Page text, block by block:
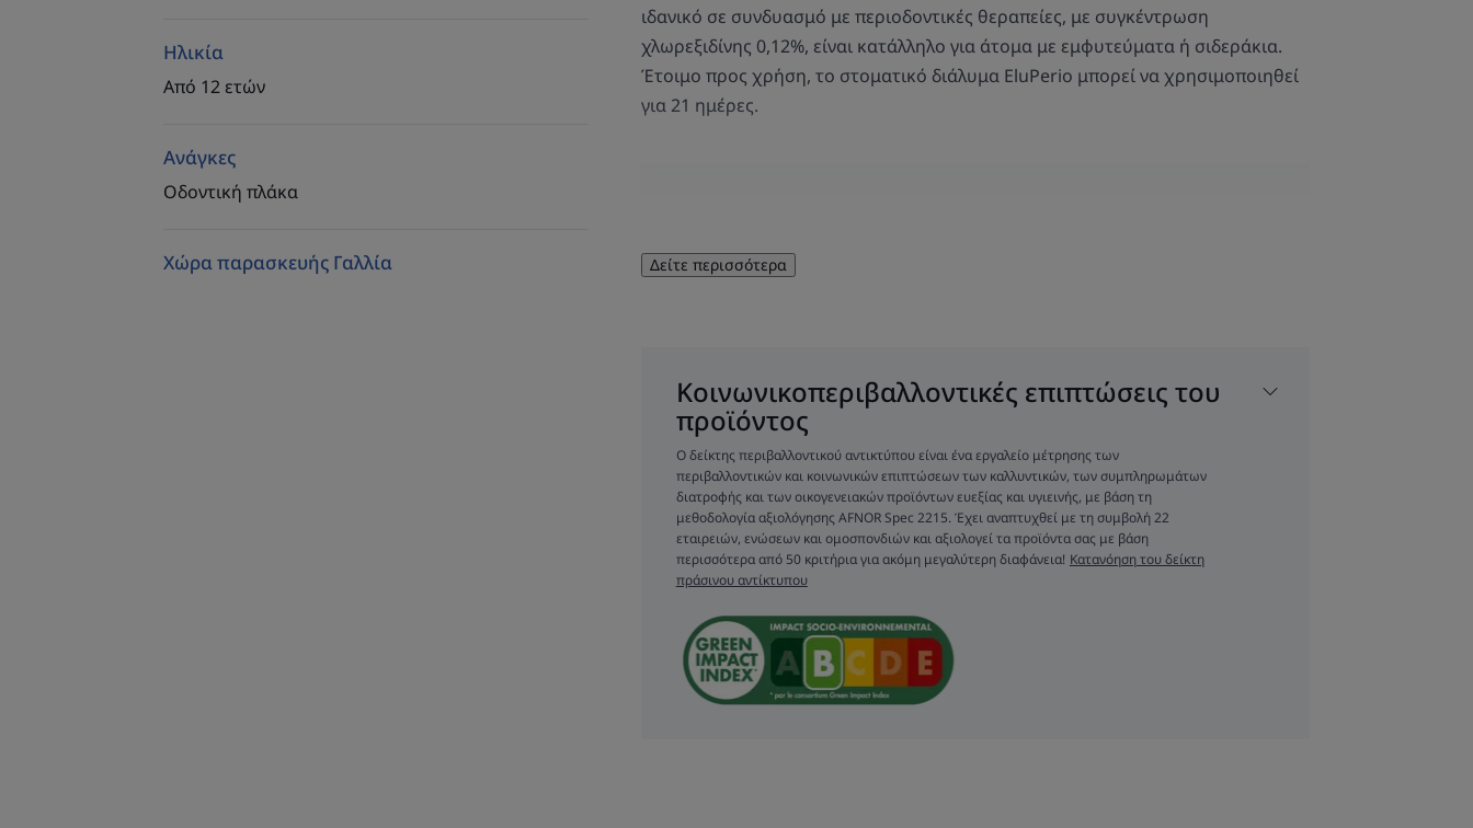
Ηλικία
Από 12 ετών
Ανάγκες
Οδοντική πλάκα
Χώρα παρασκευής Γαλλία
ιδανικό σε συνδυασμό με περιοδοντικές θεραπείες, με συγκέντρωση
χλωρεξιδίνης 0,12%, είναι κατάλληλο για άτομα με εμφυτεύματα ή σιδεράκια.
Έτοιμο προς χρήση, το στοματικό διάλυμα EluPerio μπορεί να χρησιμοποιηθεί
για 21 ημέρες.
Η χλωρεξιδίνη είναι ένα μόριο με
εξυγιαντικές ιδιότητες που έχει
καθιερωθεί στη στοματική υγιεινή
για πάνω από 50 χρόνια. Μετά τη
χρήση του στοματικού
διαλύματος, απορροφάται από
τον στοματικό βλεννογόνο και
απελευθερώνεται σταδιακά,
εξασφαλίζοντας αποτέλεσμα που
Δείτε περισσότερα
Κοινωνικοπεριβαλλοντικές επιπτώσεις του
προϊόντος
Ο δείκτης περιβαλλοντικού αντικτύπου είναι ένα εργαλείο μέτρησης των
περιβαλλοντικών και κοινωνικών επιπτώσεων των καλλυντικών, των συμπληρωμάτων
διατροφής και των οικογενειακών προϊόντων ευεξίας και υγιεινής, με βάση τη
μεθοδολογία αξιολόγησης AFNOR Spec 2215. Έχει αναπτυχθεί με τη συμβολή 22
εταιρειών, ενώσεων και ομοσπονδιών και αξιολογεί τα προϊόντα σας με βάση
περισσότερα από 50 κριτήρια για ακόμη μεγαλύτερη διαφάνεια! Κατανόηση του δείκτη
πράσινου αντίκτυπου